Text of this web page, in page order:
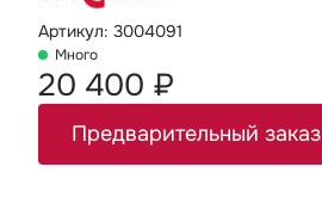
Артикул: 3004091
Много
20 400 ₽
Предварительный заказ